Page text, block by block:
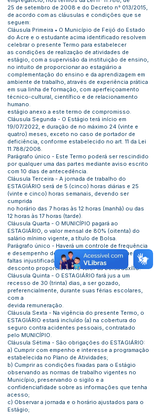
25 de setembro de 2008 e do Decreto n° 013/2015,
de acordo com as cláusulas e condições que se
seguem:
Cláusula Primeira • O Município de Feijó do Estado
do Acre e o estudante acima identificado resolvem
celebrar o presente Termo para estabelecer
as condições de realização de atividades de
estágio, com a supervisão da instituição de ensino,
no intuito de proporcionar ao estagiário a
complementação do ensino e da aprendizagem em
ambiente de trabalho, através de experiência prática
em sua linha de formação, com aperfeiçoamento
técnico-cultural, científico e de relacionamento
humano.
estágio anexo a este termo de compromisso.
Cláusula Segunda - O Estágio terá início em
19/07/2022, e duração de no máximo 24 (vinte e
quatro) meses, exceto no caso de portador de
deficiência, conforme estabelecido no art. 11 da Lei
11.788/2008.
Parágrafo único - Este Termo poderá ser rescindido
por qualquer uma das partes mediante aviso escrito
com 10 dias de antecedência.
Cláusula Terceira - A jornada de trabalho do
ESTAGIÁRIO será de 5 (cinco) horas diárias e 25
(vinte e cinco) horas semanais, devendo ser
cumprida
no horário das 7 horas às 12 horas (manhã) ou das
12 horas às 17 horas (tarde).
Cláusula Quarta - O MUNICÍPIO pagará ao
ESTAGIÁRIO, o valor mensal de 80% (oitenta) do
salário mínimo vigente, a título de Bolsa.
Parágrafo único - Haverá um controle de frequência
e desempenho do estudante, ocasião em que as
faltas injustificadas poderão implicar em
desconto proporcional no valor da bolsa auxílio.
Cláusula Quinta - O ESTAGIÁRIO fará jus a um
recesso de 30 (trinta) dias, a ser gozado,
preferencialmente, durante suas férias escolares,
com a
devida remuneração.
Cláusula Sexta - Na vigência do presente Termo, o
ESTAGIÁRIO estará incluído (a) na cobertura do
seguro contra acidentes pessoais, contratado
pelo MUNICÍPIO.
Cláusula Sétima - São obrigações do ESTAGIÁRIO:
a) Cumprir com empenho e interesse a programação
estabelecida no Plano de Atividades;
b) Cumprir as condições fixadas para o Estágio
observando as normas de trabalho vigentes no
Município, preservando o sigilo e a
confidenciafidade sobre as informações que tenha
acesso;
c) Observar a jornada e o horário ajustados para o
Estágio;